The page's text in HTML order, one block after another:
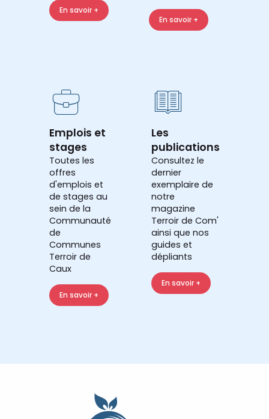
En savoir +
En savoir +
Emplois et
stages
Toutes les
offres
d'emplois et
de stages au
sein de la
Communauté
de
Communes
Terroir de
Caux
En savoir +
Les
publications
Consultez le
dernier
exemplaire de
notre
magazine
Terroir de Com'
ainsi que nos
guides et
dépliants
En savoir +